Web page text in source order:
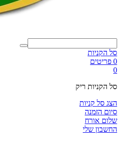
סל הקניות
0 פריטים
0
סל הקניות ריק
הצג סל קניות
סיום הזמנה
שלום אורח
החשבון שלי